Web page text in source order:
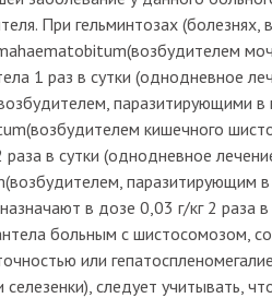
При гельминтозах
1 раз в сутки (однодневное
паразитирующими
кишечного
раза в сутки (однодневное
паразитирующим
в дозе 0,03 г/кг 2 раза
больным с шистосомозом,
или
следует учитывать,